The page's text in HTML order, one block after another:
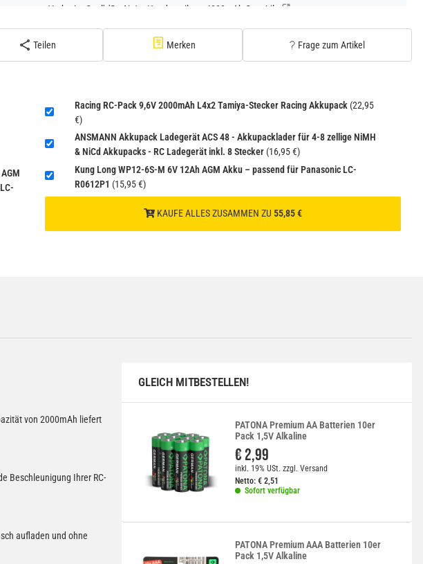
Verbatim Cool'n'Go AirJet Handventilator 4000mAh Grau Lila
22,95 €
inkl. 19% USt. zzgl.
(Gefahrgut UN3480 Versand gem. SV188
Teilen Merken Frage zum Artikel
Racing RC-Pack 9,6V 2000mAh L4x2 Tamiya-Stecker Racing Akkupack (22,95
€)
ANSMANN Akkupack Ladegerät ACS 48 - Akkupacklader für 4-8 zellige NiMH
& NiCd Akkupacks - RC Ladegerät inkl. 8 Stecker (16,95 €)
Kung Long WP12-6S-M 6V 12Ah AGM Akku – passend für Panasonic LC-
R0612P1 (15,95 €)
KAUFE ALLES ZUSAMMEN ZU55,85 €
von 2000mAh liefert
Beschleunigung Ihrer RC-
aufladen und ohne
GLEICH MITBESTELLEN!
PATONA Premium AA Batterien 10er
Pack 1,5V Alkaline
€ 2,99
inkl. 19% USt. zzgl.Versand
Netto: €2,51
Sofort verfügbar
PATONA Premium AAA Batterien 10er
Pack 1,5V Alkaline